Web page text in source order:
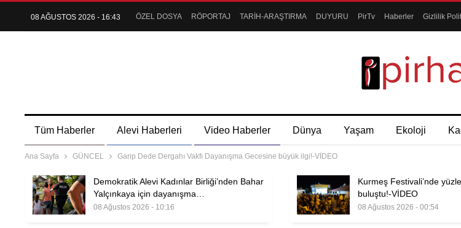
08 AĞUSTOS 2026 - 16:43 ÖZEL DOSYA RÖPORTAJ TARİH-ARAŞTIRMA DUYURU PirTv Haberler Gizlilik
Tüm Haberler Alevi Haberleri Video Haberler Dünya Yaşam Ekoloji
Ana Sayfa GÜNCEL Garip Dede Dergahı Vakfı Dayanışma Gecesine büyük ilgi!-VİDEO
Demokratik Alevi Kadınlar Birliği’nden Bahar
Yalçınkaya için dayanışma…
08 Ağustos 2026 - 10:16
Kurmeş Festivali’nde
buluştu!-VİDEO
08 Ağustos 2026 - 00:54